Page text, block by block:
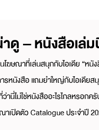
ดู – หนังสือเล่
โฆษณาที่เล่นสนุกกับไอเดีย “หนั
รหนังสือ แถมยำใหญ่กับไอเดียส
านี่ไม่ใช่หนังสืออะไรไกลหรอก
าเปิดตัว Catalogue ประจำปี